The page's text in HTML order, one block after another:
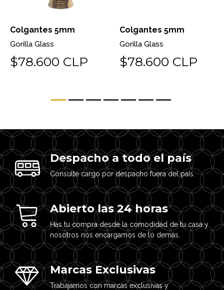
Colgantes 5mm
Gorilla Glass
$78.600 CLP
Colgantes 5mm
Gorilla Glass
$78.600 CLP
Despacho a todo el país
Consulte cargo por despacho fuera del país.
Abierto las 24 horas
Has tu compra desde la comodidad de tu casa y
nosotros nos encargamos de lo demás.
Marcas Exclusivas
Trabajamos con marcas exclusivas y